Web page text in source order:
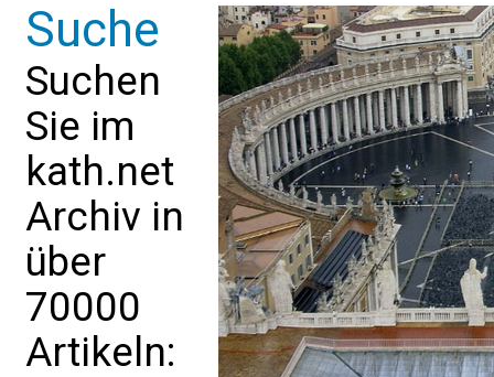
Suche
Suchen
Sie im
kath.net
Archiv in
über
70000
Artikeln: